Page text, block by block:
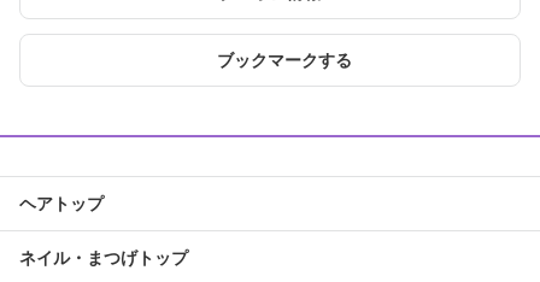
ブックマークする
ヘアトップ
ネイル・まつげトップ